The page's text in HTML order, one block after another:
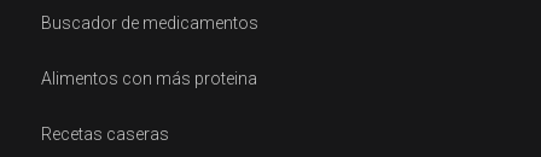
Buscador de medicamentos
Alimentos con más proteina
Recetas caseras